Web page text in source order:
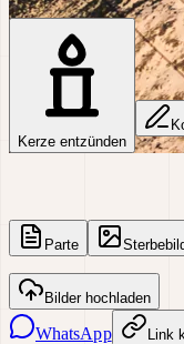
Kerze entzünden
Parte
Bilder hochladen
WhatsApp Link